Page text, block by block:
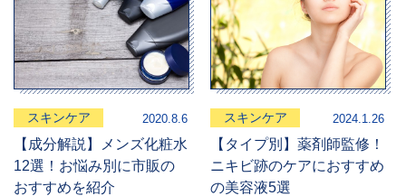
スキンケア 2020.8.6
【成分解説】メンズ化粧水
12選！お悩み別に市販の
おすすめを紹介
スキンケア 2024.1.26
【タイプ別】薬剤師監修！
ニキビ跡のケアにおすすめ
の美容液5選